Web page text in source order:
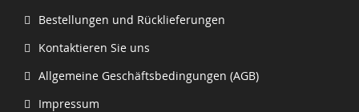
Bestellungen und Rücklieferungen
Kontaktieren Sie uns
Allgemeine Geschäftsbedingungen (AGB)
Impressum